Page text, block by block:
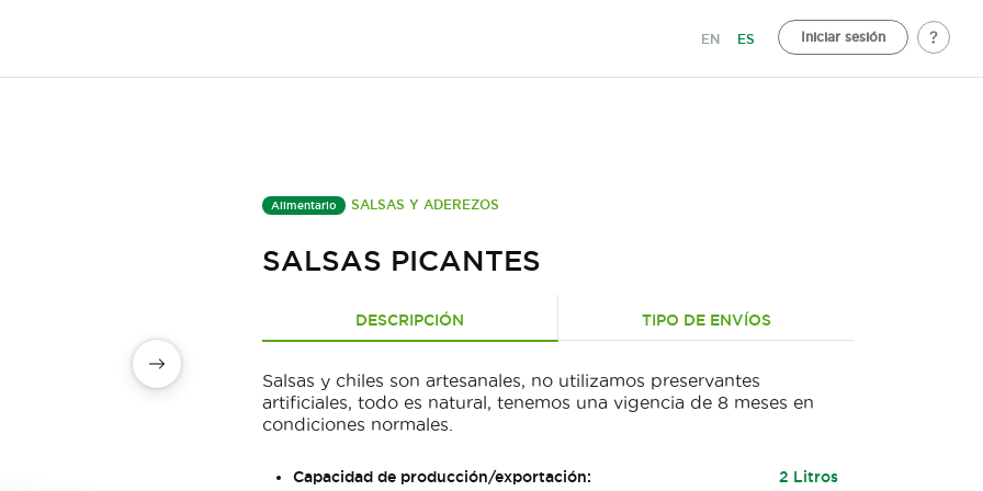
EN ES Iniciar sesión
Alimentario SALSAS Y ADEREZOS
SALSAS PICANTES
DESCRIPCIÓN TIPO DE ENVÍOS
Salsas y chiles son artesanales, no utilizamos preservantes
artificiales, todo es natural, tenemos una vigencia de 8 meses en
condiciones normales.
Capacidad de producción/exportación: 2 Litros